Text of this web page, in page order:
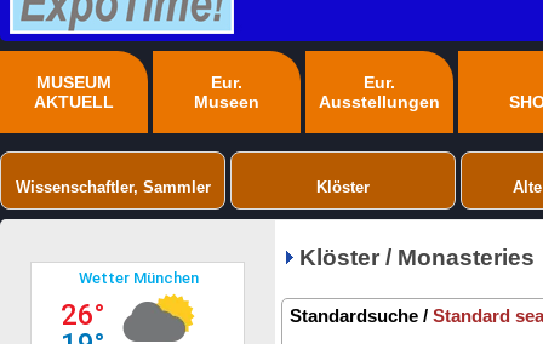
MUSEUM
AKTUELL
Eur.
Museen
Eur.
Ausstellungen
Wissenschaftler, Sammler Klöster
Klöster / Monasteries
Standardsuche / Standard